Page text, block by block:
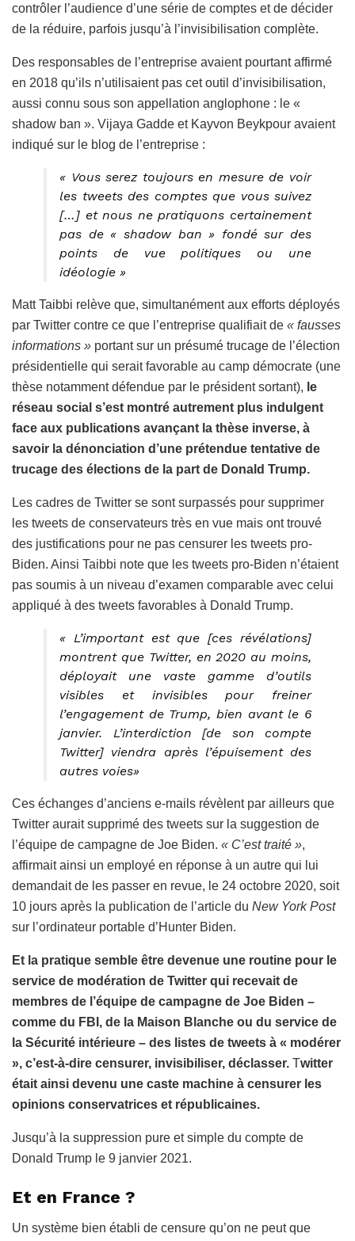
contrôler l’audience d’une série de comptes et de décider
de la réduire, parfois jusqu’à l’invisibilisation complète.
Des responsables de l’entreprise avaient pourtant affirmé
en 2018 qu’ils n’utilisaient pas cet outil d’invisibilisation,
aussi connu sous son appellation anglophone : le «
shadow ban ». Vijaya Gadde et Kayvon Beykpour avaient
indiqué sur le blog de l’entreprise :
« Vous serez toujours en mesure de voir
les tweets des comptes que vous suivez
[…] et nous ne pratiquons certainement
pas de « shadow ban » fondé sur des
points de vue politiques ou une
idéologie »
Matt Taibbi relève que, simultanément aux efforts déployés
par Twitter contre ce que l’entreprise qualifiait de « fausses
informations » portant sur un présumé trucage de l’élection
présidentielle qui serait favorable au camp démocrate (une
thèse notamment défendue par le président sortant), le
réseau social s’est montré autrement plus indulgent
face aux publications avançant la thèse inverse, à
savoir la dénonciation d’une prétendue tentative de
trucage des élections de la part de Donald Trump.
Les cadres de Twitter se sont surpassés pour supprimer
les tweets de conservateurs très en vue mais ont trouvé
des justifications pour ne pas censurer les tweets pro-
Biden. Ainsi Taibbi note que les tweets pro-Biden n’étaient
pas soumis à un niveau d’examen comparable avec celui
appliqué à des tweets favorables à Donald Trump.
« L’important est que [ces révélations]
montrent que Twitter, en 2020 au moins,
déployait une vaste gamme d’outils
visibles et invisibles pour freiner
l’engagement de Trump, bien avant le 6
janvier. L’interdiction [de son compte
Twitter] viendra après l’épuisement des
autres voies»
Ces échanges d’anciens e-mails révèlent par ailleurs que
Twitter aurait supprimé des tweets sur la suggestion de
l’équipe de campagne de Joe Biden. « C’est traité »,
affirmait ainsi un employé en réponse à un autre qui lui
demandait de les passer en revue, le 24 octobre 2020, soit
10 jours après la publication de l’article du New York Post
sur l’ordinateur portable d’Hunter Biden.
Et la pratique semble être devenue une routine pour le
service de modération de Twitter qui recevait de
membres de l’équipe de campagne de Joe Biden –
comme du FBI, de la Maison Blanche ou du service de
la Sécurité intérieure – des listes de tweets à « modérer
», c’est-à-dire censurer, invisibiliser, déclasser. Twitter
était ainsi devenu une caste machine à censurer les
opinions conservatrices et républicaines.
Jusqu’à la suppression pure et simple du compte de
Donald Trump le 9 janvier 2021.
Et en France ?
Un système bien établi de censure qu’on ne peut que